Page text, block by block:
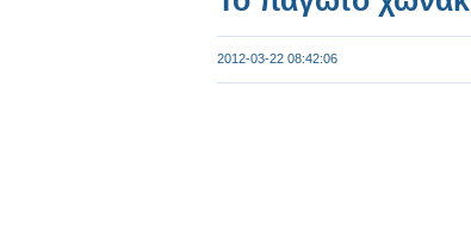
2012-03-22 08:42:06